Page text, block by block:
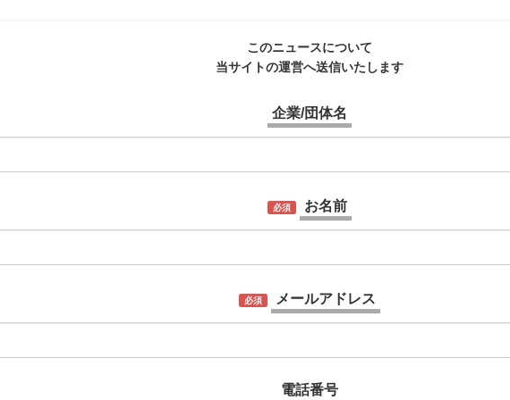
このニュースについて
当サイトの運営へ送信いたします
企業/団体名
必須 お名前
必須 メールアドレス
電話番号